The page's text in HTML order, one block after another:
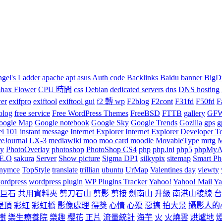
Ladder apache apt asus Auth code Backlinks Baidu banner
Flower CPU 時間 css Debian dedicated servers dns DNS hosting
exifpro exiftool exiftool gui f2 轉 wp F2blog F2cont F31fd F50fd
free service Free WordPress Themes FreeBSD FTTB gallery
Map Google notebook Google Sky Google Trends Gozilla gps
101 instant message Internet Explorer Internet Explorer Developer
LX-3 mediawiki moo moo card moodle MovableType mrtg
PhotoOverlay photoshop PhotoShop CS4 php php.ini php5
sakura Server Show picture Sigma DP1 silkypix sitemap Smart
TopStyle translate trillian ubuntu UrMap Valentines day viewty
wordpress plugin WP Plugins TrackerYahoo! Yahoo! Mail
石 共用資料夾 剪刀石山 剪影 剪接 劍南山 升級 南港山稜線
頂 彩虹 彩虹橋 影像處理 得獎 心情 心殤 惡搞 拍大景 攝影人的
樂生療養院 樂趣 櫻花 正片 流量統計 海芋 火 火燒雲 烘爐地